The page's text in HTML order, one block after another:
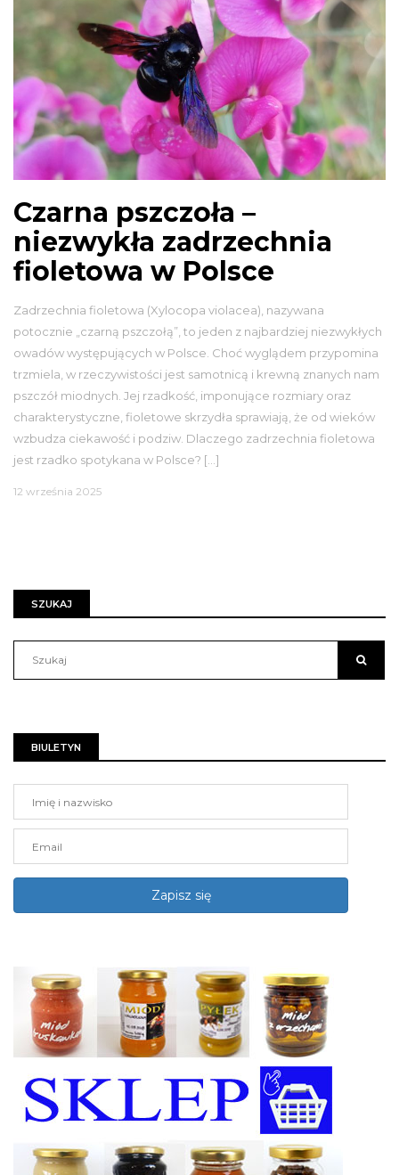
Czarna pszczoła –
niezwykła zadrzechnia
fioletowa w Polsce
Zadrzechnia fioletowa (Xylocopa violacea), nazywana
potocznie „czarną pszczołą”, to jeden z najbardziej niezwykłych
owadów występujących w Polsce. Choć wyglądem przypomina
trzmiela, w rzeczywistości jest samotnicą i krewną znanych nam
pszczół miodnych. Jej rzadkość, imponujące rozmiary oraz
charakterystyczne, fioletowe skrzydła sprawiają, że od wieków
wzbudza ciekawość i podziw. Dlaczego zadrzechnia fioletowa
jest rzadko spotykana w Polsce? […]
12 września 2025
SZUKAJ
BIULETYN